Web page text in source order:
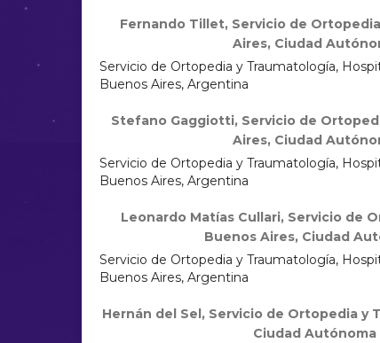
Fernando Tillet, Servicio de
Aires, Ciudad
Servicio de Ortopedia y Traumatología,
Buenos Aires, Argentina
Stefano Gaggiotti, Servicio de
Aires, Ciudad
Servicio de Ortopedia y Traumatología,
Buenos Aires, Argentina
Leonardo Matías Cullari, Servicio de
Buenos Aires, Ciudad
Servicio de Ortopedia y Traumatología,
Buenos Aires, Argentina
Hernán del Sel, Servicio de Ortopedia y
Ciudad